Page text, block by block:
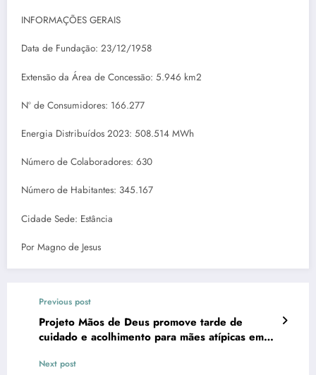
INFORMAÇÕES GERAIS
Data de Fundação: 23/12/1958
Extensão da Área de Concessão: 5.946 km2
Nº de Consumidores: 166.277
Energia Distribuídos 2023: 508.514 MWh
Número de Colaboradores: 630
Número de Habitantes: 345.167
Cidade Sede: Estância
Por Magno de Jesus
Previous post
Projeto Mãos de Deus promove tarde de
cuidado e acolhimento para mães atípicas em
Next post